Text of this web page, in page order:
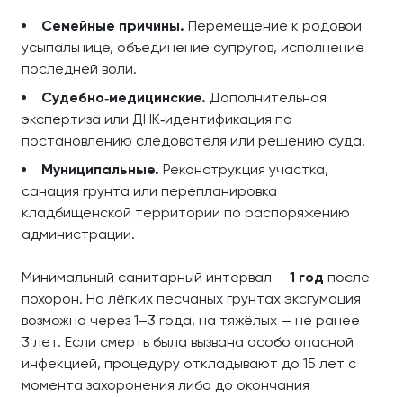
Семейные причины. Перемещение к родовой
усыпальнице, объединение супругов, исполнение
последней воли.
Судебно‑медицинские. Дополнительная
экспертиза или ДНК‑идентификация по
постановлению следователя или решению суда.
Муниципальные. Реконструкция участка,
санация грунта или перепланировка
кладбищенской территории по распоряжению
администрации.
Минимальный санитарный интервал — 1 год после
похорон. На лёгких песчаных грунтах эксгумация
возможна через 1–3 года, на тяжёлых — не ранее
3 лет. Если смерть была вызвана особо опасной
инфекцией, процедуру откладывают до 15 лет с
момента захоронения либо до окончания